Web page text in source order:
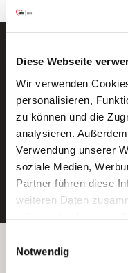
Diese Webseite
Wir verwenden
personalisieren,
zu können und die
analysieren.
Verwendung unserer
soziale Medien,
Partner führen diese
weiteren Daten
Wenn Sie auf
Sie der Speicherung
Notwendig
Neue
Ein
E-
Betreiber der Webseite